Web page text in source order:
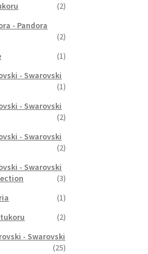
(2)
- Pandora
(2)
(1)
- Swarovski
(1)
- Swarovski
(2)
- Swarovski
(2)
- Swarovski
(3)
(1)
(2)
- Swarovski
(25)